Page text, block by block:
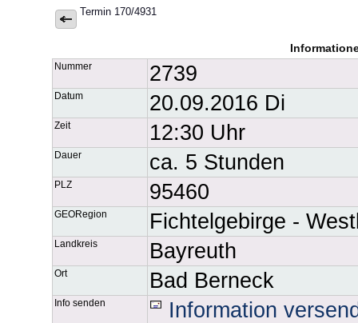
Termin 170/4931
Nummer 2739
Datum 20.09.2016 Di
Zeit 12:30 Uhr
Dauer ca. 5 Stunden
PLZ 95460
GEORegion Fichtelgebirge -
Landkreis Bayreuth
Ort Bad Berneck
Info senden Information